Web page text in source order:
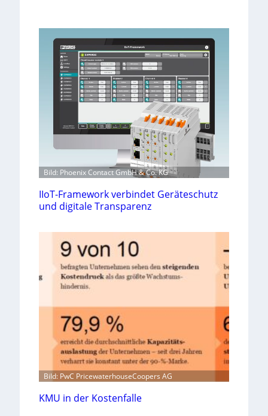
Bild: Phoenix Contact GmbH & Co. KG
IIoT-Framework verbindet Geräteschutz
und digitale Transparenz
Bild: PwC PricewaterhouseCoopers AG
KMU in der Kostenfalle